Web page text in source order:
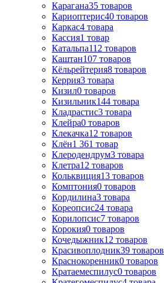
Карагана35 товаров
Кариоптерис40 товаров
Каркас4 товара
Кассия1 товар
Катальпа112 товаров
Каштан107 товаров
Кёльрейтерия8 товаров
Керрия3 товара
Кизил0 товаров
Кизильник144 товара
Кладрастис3 товара
Клейра0 товаров
Клекачка12 товаров
Клён1 361 товар
Клеродендрум3 товара
Клетра12 товаров
Кольквиция13 товаров
Комптония0 товаров
Кордилина3 товара
Кореопсис24 товара
Корилопсис7 товаров
Корокия0 товаров
Кочедыжник12 товаров
Красивоплодник39 товаров
Краснокоренник0 товаров
Кратаемеспилус0 товаров